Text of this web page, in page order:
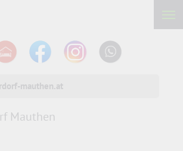
mauthen.at
Mauthen